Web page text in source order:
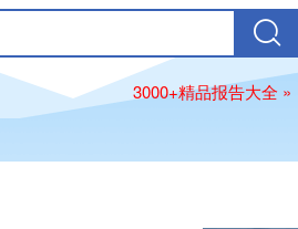
3000+精品报告大全 »